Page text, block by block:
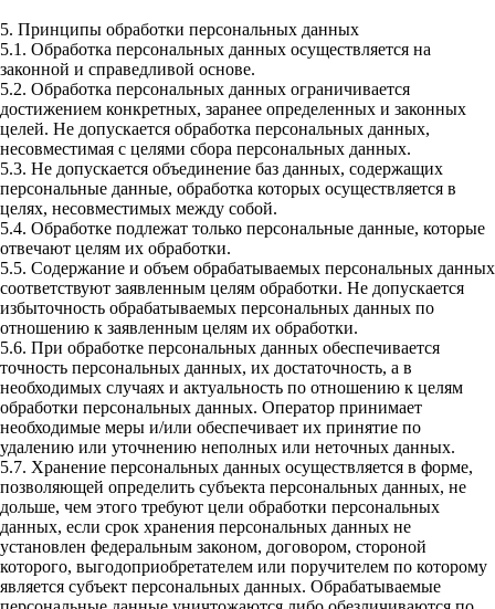
5. Принципы обработки персональных данных
5.1. Обработка персональных данных осуществляется на
законной и справедливой основе.
5.2. Обработка персональных данных ограничивается
достижением конкретных, заранее определенных и законных
целей. Не допускается обработка персональных данных,
несовместимая с целями сбора персональных данных.
5.3. Не допускается объединение баз данных, содержащих
персональные данные, обработка которых осуществляется в
целях, несовместимых между собой.
5.4. Обработке подлежат только персональные данные, которые
отвечают целям их обработки.
5.5. Содержание и объем обрабатываемых персональных данных
соответствуют заявленным целям обработки. Не допускается
избыточность обрабатываемых персональных данных по
отношению к заявленным целям их обработки.
5.6. При обработке персональных данных обеспечивается
точность персональных данных, их достаточность, а в
необходимых случаях и актуальность по отношению к целям
обработки персональных данных. Оператор принимает
необходимые меры и/или обеспечивает их принятие по
удалению или уточнению неполных или неточных данных.
5.7. Хранение персональных данных осуществляется в форме,
позволяющей определить субъекта персональных данных, не
дольше, чем этого требуют цели обработки персональных
данных, если срок хранения персональных данных не
установлен федеральным законом, договором, стороной
которого, выгодоприобретателем или поручителем по которому
является субъект персональных данных. Обрабатываемые